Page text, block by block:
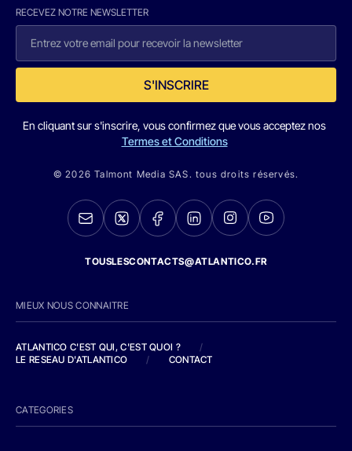
RECEVEZ NOTRE NEWSLETTER
S'INSCRIRE
En cliquant sur s'inscrire, vous confirmez que vous acceptez nos
Termes et Conditions
© 2026 Talmont Media SAS. tous droits réservés.
TOUSLESCONTACTS@ATLANTICO.FR
MIEUX NOUS CONNAITRE
ATLANTICO C'EST QUI, C'EST QUOI ?
/
LE RESEAU D'ATLANTICO
/ CONTACT
CATEGORIES